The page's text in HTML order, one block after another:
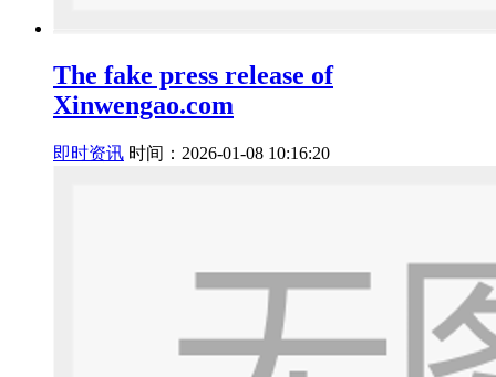
The fake press release of
Xinwengao.com
即时资讯 时间：2026-01-08 10:16:20